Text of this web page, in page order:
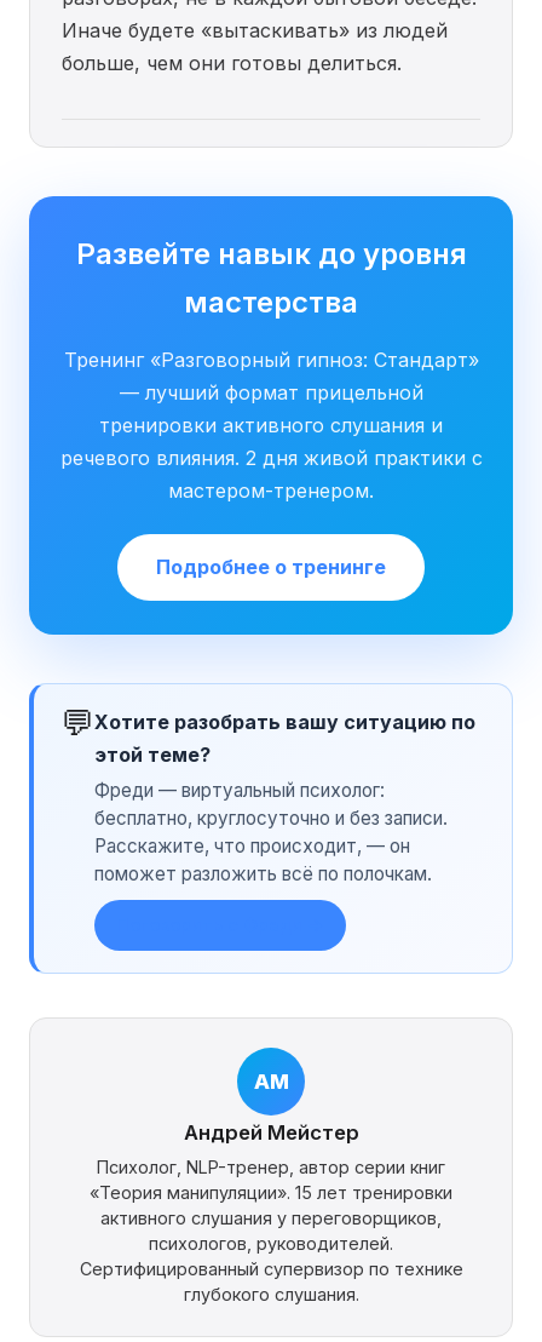
Иначе будете «вытаскивать» из людей
больше, чем они готовы делиться.
Развейте навык до уровня
мастерства
Тренинг «Разговорный гипноз: Стандарт»
— лучший формат прицельной
тренировки активного слушания и
речевого влияния. 2 дня живой практики с
мастером-тренером.
Подробнее о тренинге
💬Хотите разобрать вашу ситуацию по
этой теме?
Фреди — виртуальный психолог:
бесплатно, круглосуточно и без записи.
Расскажите, что происходит, — он
поможет разложить всё по полочкам.
АМ
Андрей Мейстер
Психолог, NLP-тренер, автор серии книг
«Теория манипуляции». 15 лет тренировки
активного слушания у переговорщиков,
психологов, руководителей.
Сертифицированный супервизор по технике
глубокого слушания.